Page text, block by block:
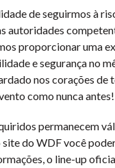
de seguirmos à
autoridades
proporcionar uma
e segurança no
nos corações de
como nunca antes!
permanecem
do WDF você
o line-up